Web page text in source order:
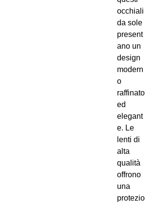
occhiali
da sole
present
ano un
design
modern
o
raffinato
ed
elegant
e. Le
lenti di
alta
qualità
offrono
una
protezio